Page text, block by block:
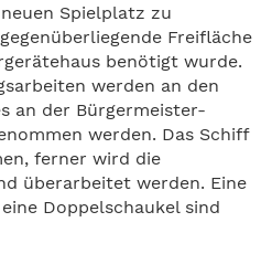
Spielplatz zu
Freifläche
benötigt wurde.
werden an den
an der Bürgermeister-
werden. Das Schiff
ferner wird die
überarbeitet werden. Eine
Doppelschaukel sind